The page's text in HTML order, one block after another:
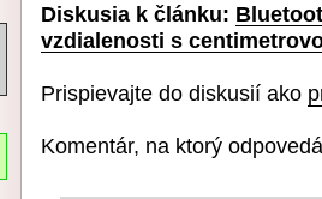
Diskusia k článku:
vzdialenosti s
Prispievajte do diskusií ako
Komentár, na ktorý